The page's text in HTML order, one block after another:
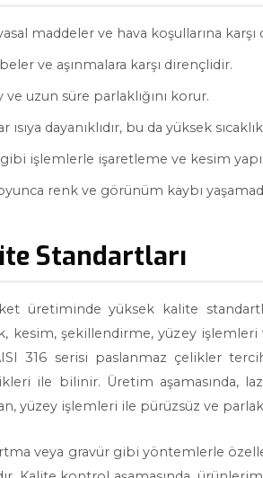
maddeler ve hava koşullarına karşı
ve aşınmalara karşı dirençlidir.
uzun süre parlaklığını korur.
ısıya dayanıklıdır, bu da yüksek
işlemlerle işaretleme ve kesim
renk ve görünüm kaybı
Standartları
üretiminde yüksek kalite
kesim, şekillendirme, yüzey işlemleri
316 serisi paslanmaz çelikler
ile bilinir. Üretim aşamasında,
yüzey işlemleri ile pürüzsüz ve
veya gravür gibi yöntemlerle